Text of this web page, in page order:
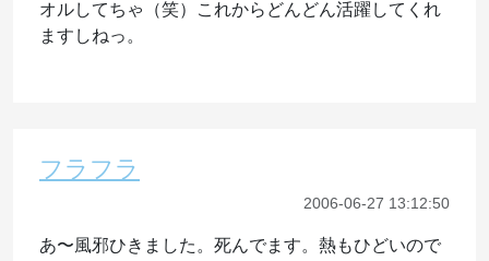
オルしてちゃ（笑）これからどんどん活躍してくれ
ますしねっ。
フラフラ
2006-06-27 13:12:50
あ〜風邪ひきました。死んでます。熱もひどいので